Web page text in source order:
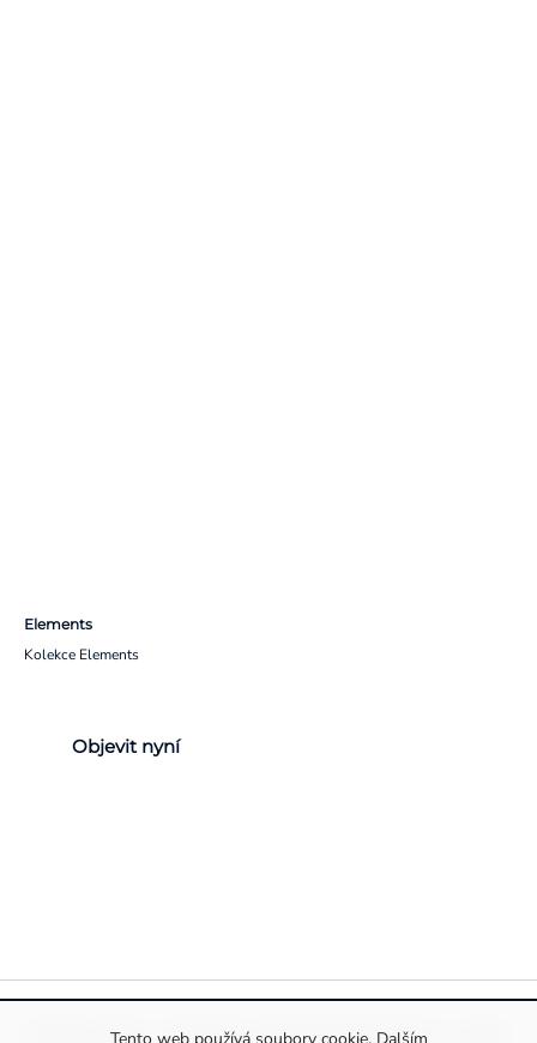
Elements
Kolekce Elements
Objevit nyní
Pravidla ochrany a zpracování osobních údajůInformace o cookies